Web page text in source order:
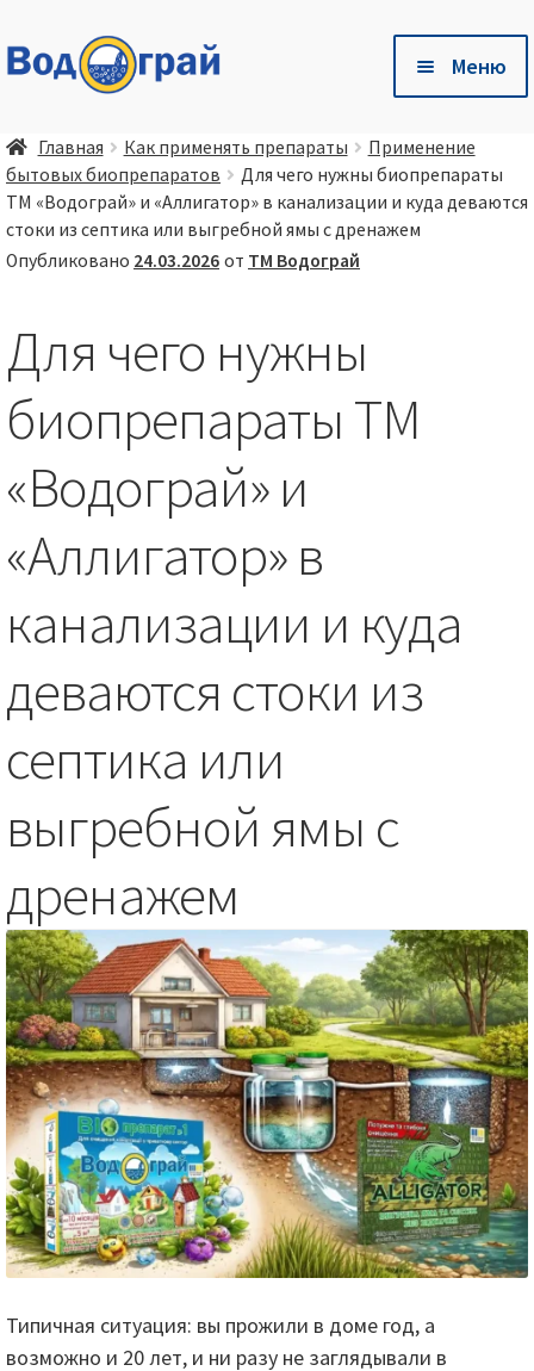
Перейти
к
Перейти
к
Меню
🛒 Магазин
🐷 Глубокая одстилка Чистый Хлев
Есть вопросы❓ — Готовые ответы здесь❗
🤝 Сотрудничество
📦 💳 Доставка и оплата
Главная Как применять препараты
Применение
бытовых биопрепаратов
Для чего нужны биопрепараты
ТМ «Водограй» и «Аллигатор» в канализации и куда деваются
стоки из септика или выгребной ямы с дренажем
Опубликовано 24.03.2026 от ТМ Водограй
Для чего нужны
биопрепараты ТМ
«Водограй» и
«Аллигатор» в
канализации и куда
деваются стоки из
септика или
выгребной ямы с
дренажем
Типичная ситуация: вы прожили в доме год, а
возможно и 20 лет, и ни разу не заглядывали в